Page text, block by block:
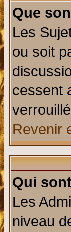
Que
Les
ou soit
cessent
Revenir
Qui
Les
niveau